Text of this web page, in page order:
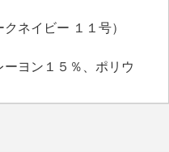
ネイビー １１号）
ーヨン１５％、ポリウ
、綿１３％
】